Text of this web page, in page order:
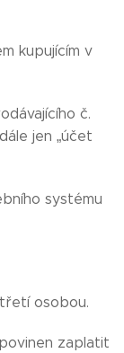
kupujícím v
č.
jen „účet
systému
osobou.
zaplatit